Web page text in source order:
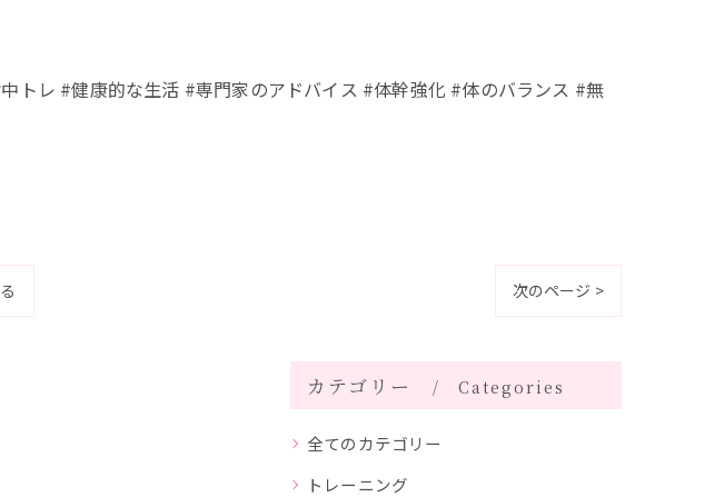
トレ #健康的な生活 #専門家のアドバイス #体幹強化 #体のバランス #無
次のページ >
カテゴリー Categories
全てのカテゴリー
トレーニング